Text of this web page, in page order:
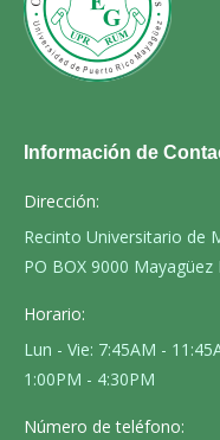
Información de
Dirección:
Recinto Universitario de
PO BOX 9000 Mayagüez
Horario:
Lun - Vie: 7:45AM -
1:00PM - 4:30PM
Número de teléfono: